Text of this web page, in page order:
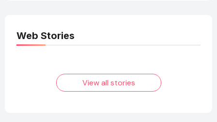
Web Stories
Elvish Yadav: एक
आम लड़के से यूट्यूबर
फिल्मों का जादू और उनका
View all stories